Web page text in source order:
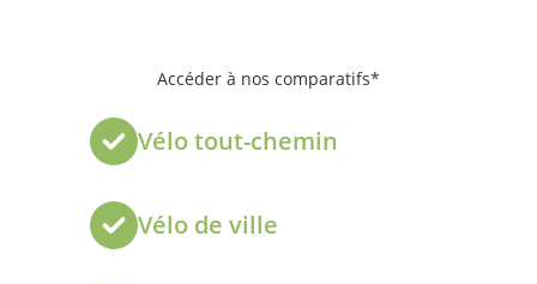
Accéder à nos comparatifs*
Vélo tout-chemin
Vélo de ville